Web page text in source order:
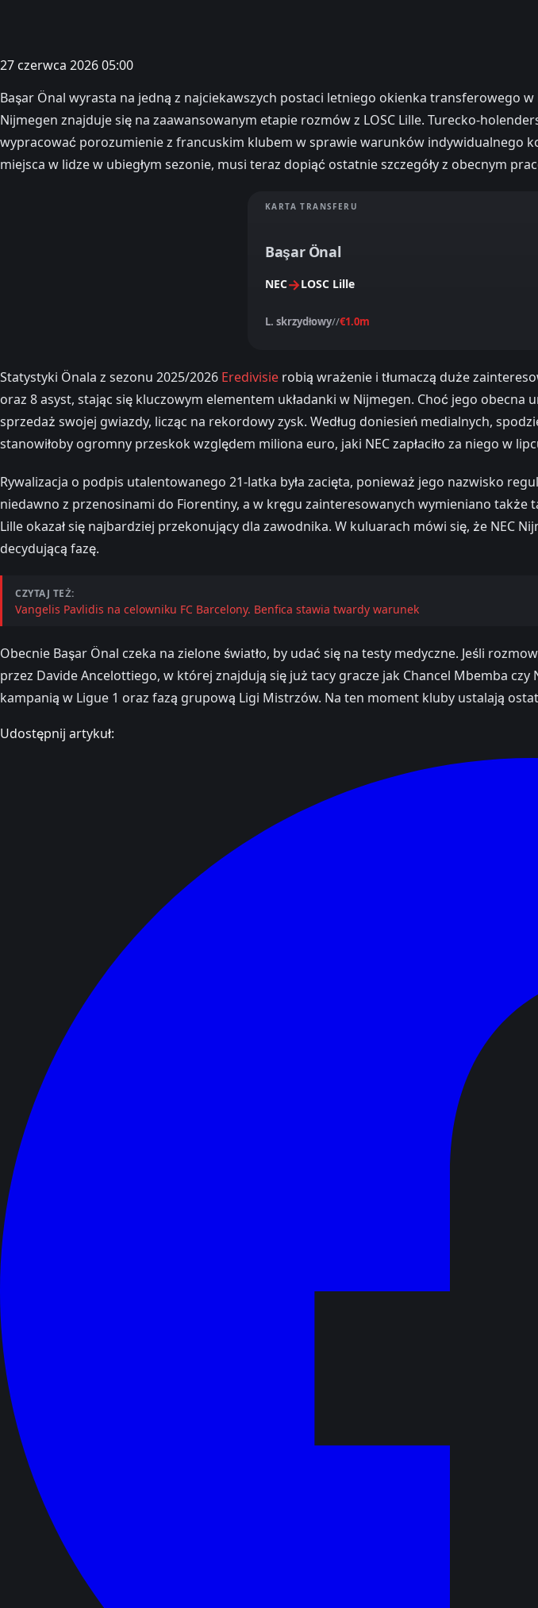
27 czerwca 2026 05:00
Başar Önal wyrasta na jedną z najciekawszych postaci letniego okienka transferowego
Nijmegen znajduje się na zaawansowanym etapie rozmów z LOSC Lille. Turecko-
wypracować porozumienie z francuskim klubem w sprawie warunków indywidualnego
miejsca w lidze w ubiegłym sezonie, musi teraz dopiąć ostatnie szczegóły z obecnym
KARTA TRANSFERU
Başar Önal
NEC→LOSC Lille
L. skrzydłowy//€1.0m
Statystyki Önala z sezonu 2025/2026 Eredivisie robią wrażenie i tłumaczą duże
oraz 8 asyst, stając się kluczowym elementem układanki w Nijmegen. Choć jego
sprzedaż swojej gwiazdy, licząc na rekordowy zysk. Według doniesień medialnych,
stanowiłoby ogromny przeskok względem miliona euro, jaki NEC zapłaciło za niego w
Rywalizacja o podpis utalentowanego 21-latka była zacięta, ponieważ jego nazwisko
niedawno z przenosinami do Fiorentiny, a w kręgu zainteresowanych wymieniano
Lille okazał się najbardziej przekonujący dla zawodnika. W kuluarach mówi się, że NEC
decydującą fazę.
CZYTAJ TEŻ:
Vangelis Pavlidis na celowniku FC Barcelony. Benfica stawia twardy warunek
Obecnie Başar Önal czeka na zielone światło, by udać się na testy medyczne. Jeśli
przez Davide Ancelottiego, w której znajdują się już tacy gracze jak Chancel Mbemba
kampanią w Ligue 1 oraz fazą grupową Ligi Mistrzów. Na ten moment kluby ustalają
Udostępnij artykuł: